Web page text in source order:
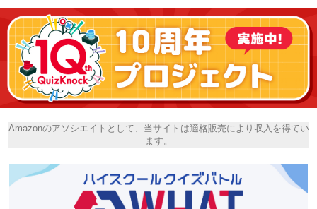
Amazonのアソシエイトとして、当サイトは適格販売により収入を得てい
ます。